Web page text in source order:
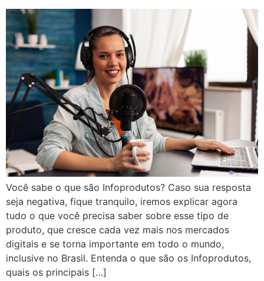
Você sabe o que são Infoprodutos? Caso sua resposta
seja negativa, fique tranquilo, iremos explicar agora
tudo o que você precisa saber sobre esse tipo de
produto, que cresce cada vez mais nos mercados
digitais e se torna importante em todo o mundo,
inclusive no Brasil. Entenda o que são os Infoprodutos,
quais os principais […]